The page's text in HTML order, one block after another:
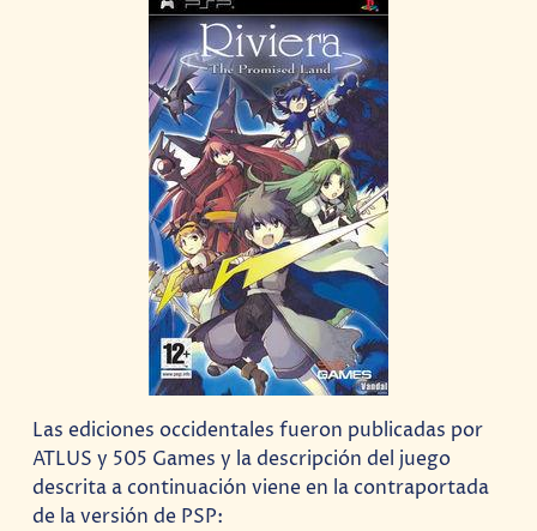
Las ediciones occidentales fueron publicadas por
ATLUS y 505 Games y la descripción del juego
descrita a continuación viene en la contraportada
de la versión de PSP: